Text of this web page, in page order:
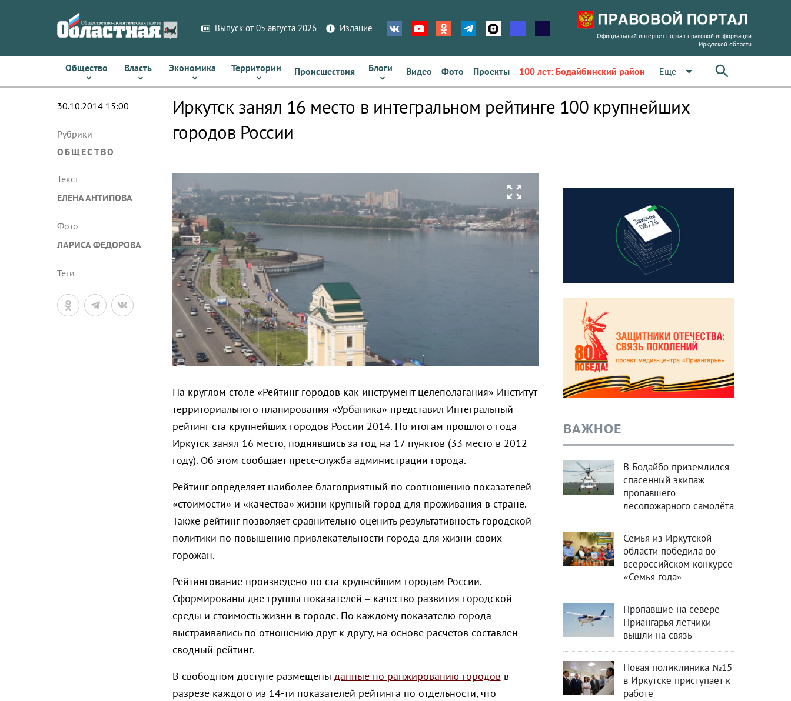
Выпуск от 05 августа 2026 Издание
Официальный интернет-портал правовой информации
Иркутской области
Общество Власть Экономика Территории Происшествия Блоги Видео Фото Проекты 100 лет: Бодайбинский район Еще arrow_drop_down
30.10.2014 15:00
Рубрики
ОБЩЕСТВО
Текст
ЕЛЕНА АНТИПОВА
Фото
ЛАРИСА ФЕДОРОВА
Теги
Иркутск занял 16 место в интегральном рейтинге 100 крупнейших
городов России
zoom_out_map
На круглом столе «Рейтинг городов как инструмент целеполагания» Институт
территориального планирования «Урбаника» представил Интегральный
рейтинг ста крупнейших городов России 2014. По итогам прошлого года
Иркутск занял 16 место, поднявшись за год на 17 пунктов (33 место в 2012
году). Об этом сообщает пресс-служба администрации города.
Рейтинг определяет наиболее благоприятный по соотношению показателей
«стоимости» и «качества» жизни крупный город для проживания в стране.
Также рейтинг позволяет сравнительно оценить результативность городской
политики по повышению привлекательности города для жизни своих
горожан.
Рейтингование произведено по ста крупнейшим городам России.
Сформированы две группы показателей – качество развития городской
среды и стоимость жизни в городе. По каждому показателю города
выстраивались по отношению друг к другу, на основе расчетов составлен
сводный рейтинг.
В свободном доступе размещены данные по ранжированию городов в
разрезе каждого из 14-ти показателей рейтинга по отдельности, что
ВАЖНОЕ
В Бодайбо приземлился
спасенный экипаж
пропавшего
лесопожарного самолёта
Семья из Иркутской
области победила во
всероссийском конкурсе
«Семья года»
Пропавшие на севере
Приангарья летчики
вышли на связь
Новая поликлиника №15
в Иркутске приступает к
работе